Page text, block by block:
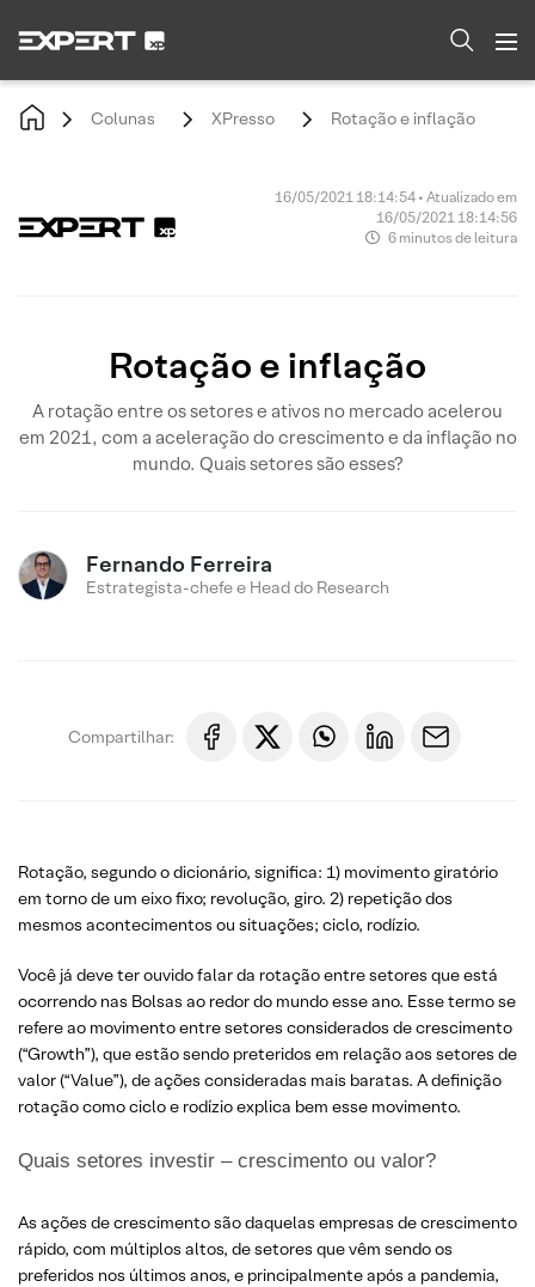
Colunas XPresso Rotação e inflação
16/05/2021 18:14:54 • Atualizado em
16/05/2021 18:14:56
6 minutos de leitura
Rotação e inflação
A rotação entre os setores e ativos no mercado acelerou
em 2021, com a aceleração do crescimento e da inflação no
mundo. Quais setores são esses?
Fernando Ferreira
Estrategista-chefe e Head do Research
Compartilhar:
Rotação, segundo o dicionário, significa: 1) movimento giratório
em torno de um eixo fixo; revolução, giro. 2) repetição dos
mesmos acontecimentos ou situações; ciclo, rodízio.
Você já deve ter ouvido falar da rotação entre setores que está
ocorrendo nas Bolsas ao redor do mundo esse ano. Esse termo se
refere ao movimento entre setores considerados de crescimento
(“Growth”), que estão sendo preteridos em relação aos setores de
valor (“Value”), de ações consideradas mais baratas. A definição
rotação como ciclo e rodízio explica bem esse movimento.
Quais setores investir – crescimento ou valor?
As ações de crescimento são daquelas empresas de crescimento
rápido, com múltiplos altos, de setores que vêm sendo os
preferidos nos últimos anos, e principalmente após a pandemia,